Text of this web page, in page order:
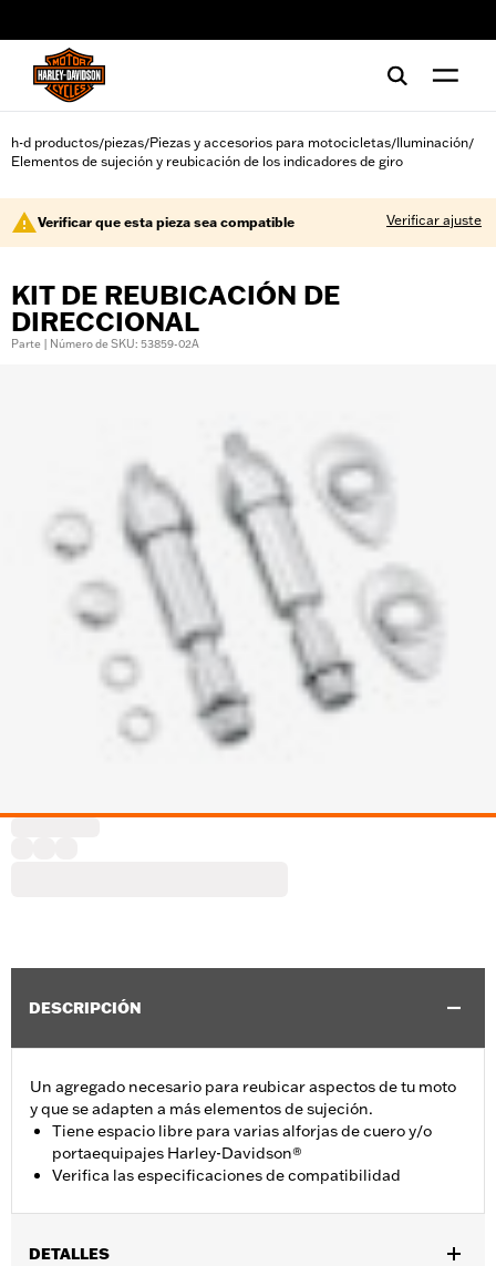
h-d productos/piezas/Piezas y accesorios para motocicletas/Iluminación/
Elementos de sujeción y reubicación de los indicadores de giro
Verificar que esta pieza sea compatible Verificar ajuste
KIT DE REUBICACIÓN DE
DIRECCIONAL
Parte | Número de SKU: 53859-02A
DESCRIPCIÓN
Un agregado necesario para reubicar aspectos de tu moto
y que se adapten a más elementos de sujeción.
Tiene espacio libre para varias alforjas de cuero y/o
portaequipajes Harley-Davidson®
Verifica las especificaciones de compatibilidad
DETALLES